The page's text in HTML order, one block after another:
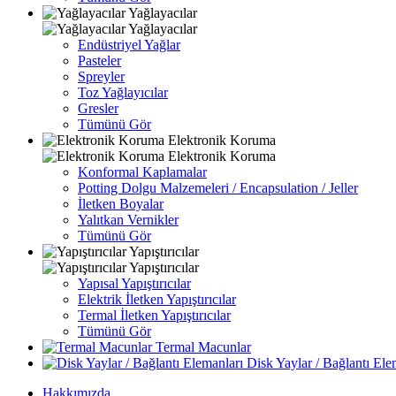
Yağlayacılar
Yağlayacılar
Endüstriyel Yağlar
Pasteler
Spreyler
Toz Yağlayıcılar
Gresler
Tümünü Gör
Elektronik Koruma
Elektronik Koruma
Konformal Kaplamalar
Potting Dolgu Malzemeleri / Encapsulation / Jeller
İletken Boyalar
Yalıtkan Vernikler
Tümünü Gör
Yapıştırıcılar
Yapıştırıcılar
Yapısal Yapıştırıcılar
Elektrik İletken Yapıştırıcılar
Termal İletken Yapıştırıcılar
Tümünü Gör
Termal Macunlar
Disk Yaylar / Bağlantı
Hakkımızda